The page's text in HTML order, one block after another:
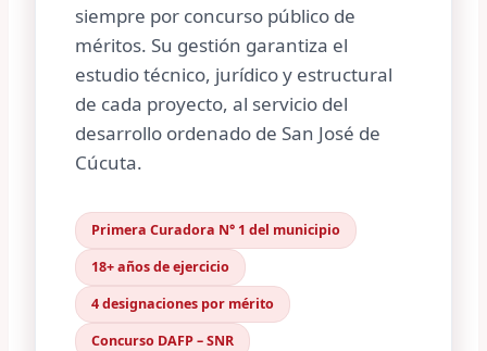
siempre por concurso público de
méritos. Su gestión garantiza el
estudio técnico, jurídico y estructural
de cada proyecto, al servicio del
desarrollo ordenado de San José de
Cúcuta.
Primera Curadora N° 1 del municipio
18+ años de ejercicio
4 designaciones por mérito
Concurso DAFP – SNR